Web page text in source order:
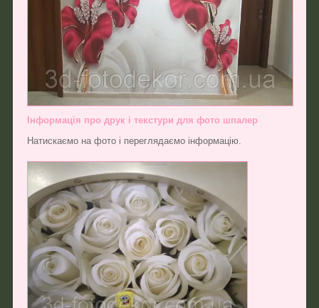
Інформація про друк і текстури для фото шпалер
Натискаємо на фото і переглядаємо інформацію.